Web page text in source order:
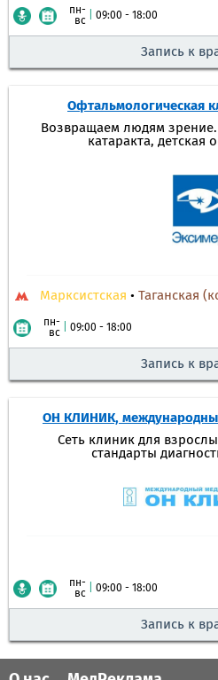
пн-
вс
09:00 - 18:00
Запись к
Офтальмологическая
Возвращаем людям
катаракта, детская
Марксистская • Таганская
пн-
вс
09:00 - 18:00
Запись к
ОН КЛИНИК,
Сеть клиник для
стандарты
пн-
вс
09:00 - 18:00
Запись к